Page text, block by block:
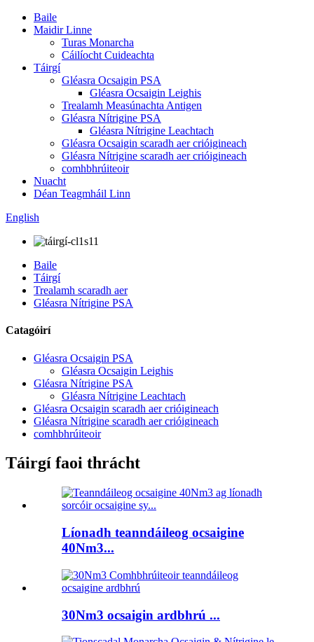
Baile
Maidir Linne
Turas Monarcha
Cáilíocht Cuideachta
Táirgí
Gléasra Ocsaigin PSA
Gléasra Ocsaigin Leighis
Trealamh Measúnachta Antigen
Gléasra Nítrigine PSA
Gléasra Nítrigine Leachtach
Gléasra Ocsaigin scaradh aer crióigineach
Gléasra Nítrigine scaradh aer crióigineach
comhbhrúiteoir
Nuacht
Déan Teagmháil Linn
English
Baile
Táirgí
Trealamh scaradh aer
Gléasra Nítrigine PSA
Catagóirí
Gléasra Ocsaigin PSA
Gléasra Ocsaigin Leighis
Gléasra Nítrigine PSA
Gléasra Nítrigine Leachtach
Gléasra Ocsaigin scaradh aer crióigineach
Gléasra Nítrigine scaradh aer crióigineach
comhbhrúiteoir
Táirgí faoi thrácht
Líonadh teanndáileog ocsaigine
40Nm3...
30Nm3 ocsaigin ardbhrú ...